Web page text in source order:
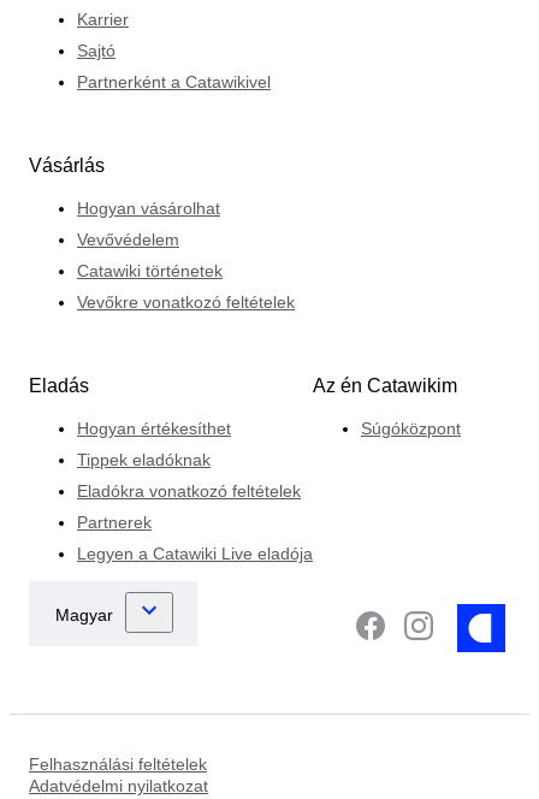
Karrier
Sajtó
Partnerként a Catawikivel
Vásárlás
Hogyan vásárolhat
Vevővédelem
Catawiki történetek
Vevőkre vonatkozó feltételek
Eladás
Hogyan értékesíthet
Tippek eladóknak
Eladókra vonatkozó feltételek
Partnerek
Legyen a Catawiki Live eladója
Az én Catawikim
Súgóközpont
Felhasználási feltételek
Adatvédelmi nyilatkozat